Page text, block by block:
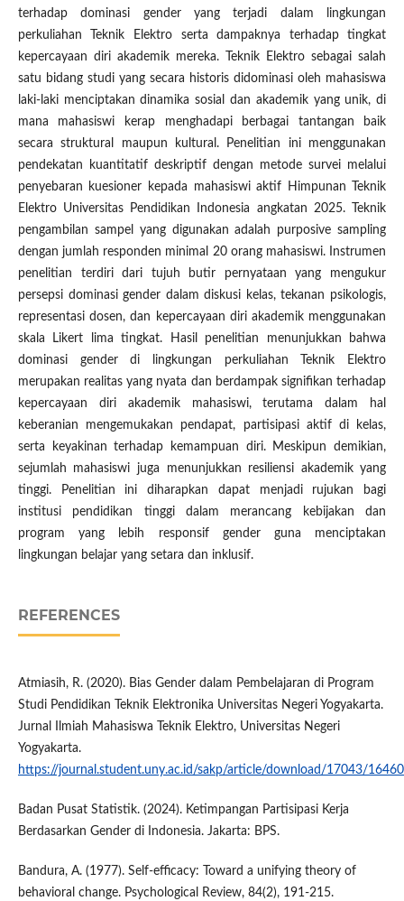
terhadap dominasi gender yang terjadi dalam lingkungan
perkuliahan Teknik Elektro serta dampaknya terhadap tingkat
kepercayaan diri akademik mereka. Teknik Elektro sebagai salah
satu bidang studi yang secara historis didominasi oleh mahasiswa
laki-laki menciptakan dinamika sosial dan akademik yang unik, di
mana mahasiswi kerap menghadapi berbagai tantangan baik
secara struktural maupun kultural. Penelitian ini menggunakan
pendekatan kuantitatif deskriptif dengan metode survei melalui
penyebaran kuesioner kepada mahasiswi aktif Himpunan Teknik
Elektro Universitas Pendidikan Indonesia angkatan 2025. Teknik
pengambilan sampel yang digunakan adalah purposive sampling
dengan jumlah responden minimal 20 orang mahasiswi. Instrumen
penelitian terdiri dari tujuh butir pernyataan yang mengukur
persepsi dominasi gender dalam diskusi kelas, tekanan psikologis,
representasi dosen, dan kepercayaan diri akademik menggunakan
skala Likert lima tingkat. Hasil penelitian menunjukkan bahwa
dominasi gender di lingkungan perkuliahan Teknik Elektro
merupakan realitas yang nyata dan berdampak signifikan terhadap
kepercayaan diri akademik mahasiswi, terutama dalam hal
keberanian mengemukakan pendapat, partisipasi aktif di kelas,
serta keyakinan terhadap kemampuan diri. Meskipun demikian,
sejumlah mahasiswi juga menunjukkan resiliensi akademik yang
tinggi. Penelitian ini diharapkan dapat menjadi rujukan bagi
institusi pendidikan tinggi dalam merancang kebijakan dan
program yang lebih responsif gender guna menciptakan
lingkungan belajar yang setara dan inklusif.
REFERENCES
Atmiasih, R. (2020). Bias Gender dalam Pembelajaran di Program
Studi Pendidikan Teknik Elektronika Universitas Negeri Yogyakarta.
Jurnal Ilmiah Mahasiswa Teknik Elektro, Universitas Negeri
Yogyakarta.
https://journal.student.uny.ac.id/sakp/article/download/17043/16460
Badan Pusat Statistik. (2024). Ketimpangan Partisipasi Kerja
Berdasarkan Gender di Indonesia. Jakarta: BPS.
Bandura, A. (1977). Self-efficacy: Toward a unifying theory of
behavioral change. Psychological Review, 84(2), 191-215.